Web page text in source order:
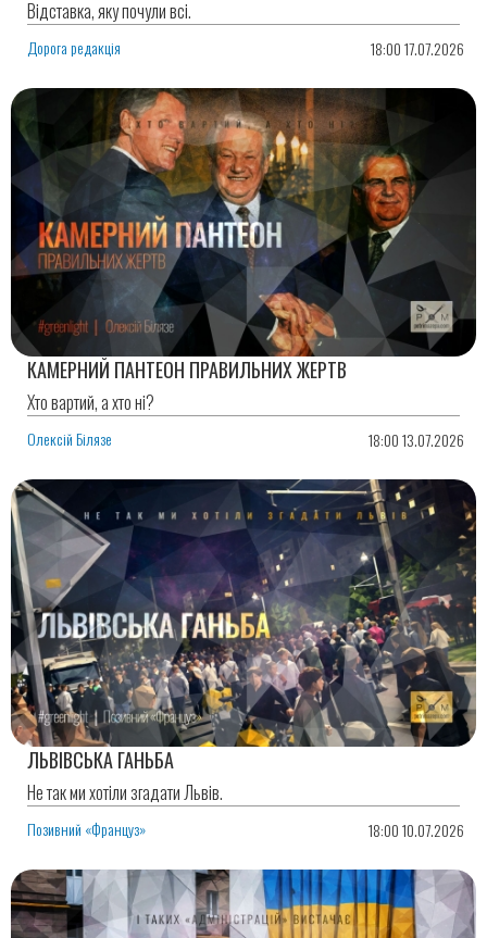
Відставка, яку почули всі.
Дорога редакція 18:00 17.07.2026
КАМЕРНИЙ ПАНТЕОН ПРАВИЛЬНИХ ЖЕРТВ
Хто вартий, а хто ні?
Олексій Білязе 18:00 13.07.2026
ЛЬВІВСЬКА ГАНЬБА
Не так ми хотіли згадати Львів.
Позивний «Француз» 18:00 10.07.2026